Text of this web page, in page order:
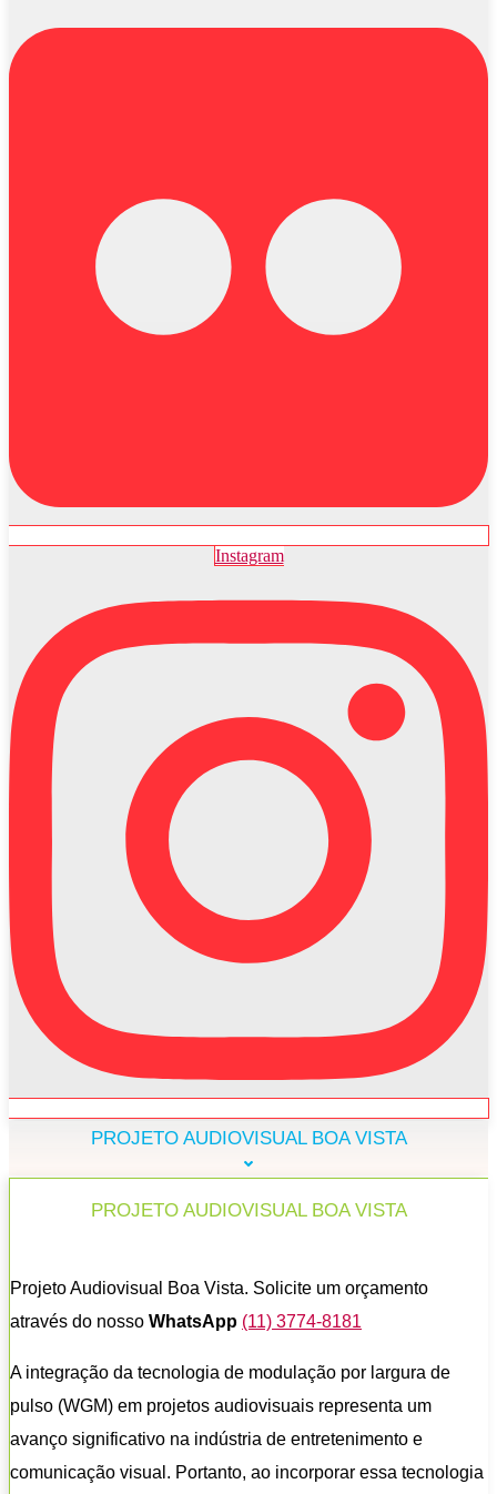
Instagram
PROJETO AUDIOVISUAL BOA VISTA
PROJETO AUDIOVISUAL BOA VISTA
Projeto Audiovisual Boa Vista. Solicite um orçamento
através do nosso WhatsApp (11) 3774-8181
A integração da tecnologia de modulação por largura de
pulso (WGM) em projetos audiovisuais representa um
avanço significativo na indústria de entretenimento e
comunicação visual. Portanto, ao incorporar essa tecnologia